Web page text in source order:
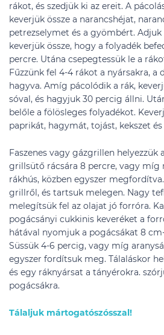
rákot, és szedjük ki az ereit. A
keverjük össze a narancshéjat,
petrezselymet és a gyömbért. Adjuk
keverjük össze, hogy a folyadék
percre. Utána csepegtessük le a
Fűzzünk fel 4-4 rákot a nyársakra, a
hagyva. Amíg pácolódik a rák,
sóval, és hagyjuk 30 percig állni.
belőle a fölösleges folyadékot.
paprikát, hagymát, tojást, kekszet
Faszenes vagy gázgrillen helyezzük
grillsütő rácsára 8 percre, vagy míg
rákhús, közben egyszer
grillről, és tartsuk melegen. Nagy
melegítsük fel az olajat jó forróra.
pogácsányi cukkinis keveréket a
hátával nyomjuk a pogácsákat 8
Süssük 4-6 percig, vagy míg
egyszer fordítsuk meg. Tálaláskor
és egy ráknyársat a tányérokra.
pogácsákra.
Tálaljuk mártogatószósszal!